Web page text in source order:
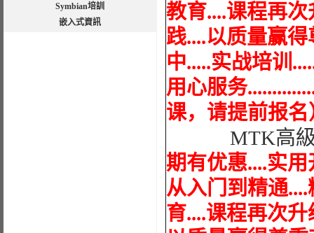
Symbian培訓
嵌入式資訊
教育....课程再
践....以质量赢
中.....实战培训
用心服务
课，请提前报名
MTK高
期有优惠....实
从入门到精通
育....课程再次